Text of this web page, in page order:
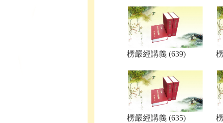
楞嚴經講義 (639)
楞嚴經講義 (635)